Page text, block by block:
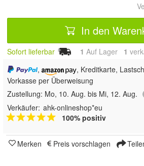
In den
Sofort lieferbar 1 Auf Lager 1
,
, Kreditkarte,
Vorkasse per Überweisung
Zustellung: Mo, 10. Aug. bis Mi, 12. Aug.
Verkäufer: ahk-onlineshop*eu
100% positiv
Merken Preis vorschlagen